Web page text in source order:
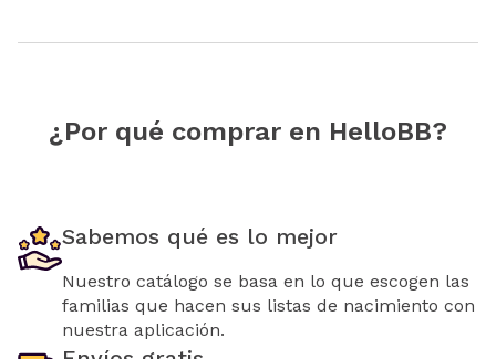
¿Por qué comprar en HelloBB?
Sabemos qué es lo mejor
Nuestro catálogo se basa en lo que escogen las
familias que hacen sus listas de nacimiento con
nuestra aplicación.